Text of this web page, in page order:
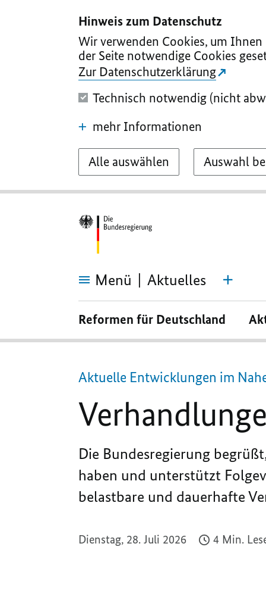
Hinweis zum Datenschutz
Wir verwenden Cookies, um
der Seite notwendige Cookies
Zur Datenschutzerklärung
Technisch notwendig (nicht
mehr Informationen
Alle auswählen Auswahl
Menü Aktuelles
Verhandlungen
und
Iran
Reformen für Deutschland
Aktuelle Entwicklungen im
Die Bundesregierung
haben und unterstützt
belastbare und dauerhafte
Dienstag, 28. Juli 2026 4 Min.